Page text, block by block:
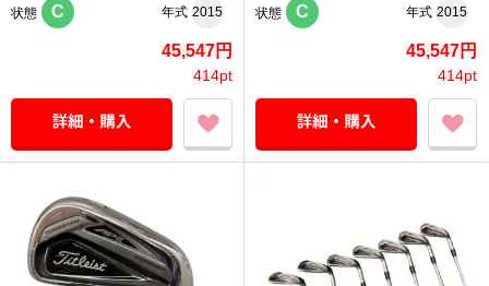
状態 C 年式 2015
45,547円
414pt
状態 C 年式 2015
45,547円
414pt